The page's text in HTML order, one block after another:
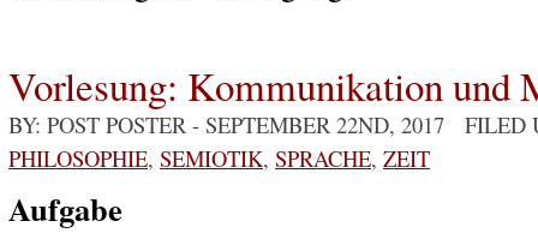
Vorlesung: Kommunikation und
BY: POST POSTER - SEPTEMBER 22ND, 2017 FILED
PHILOSOPHIE, SEMIOTIK, SPRACHE, ZEIT
Aufgabe